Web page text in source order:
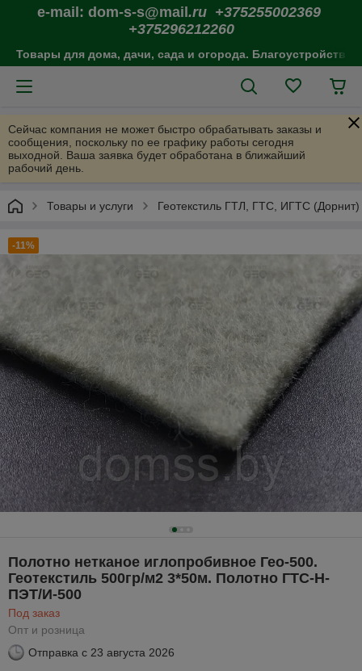
e-mail: dom-s-s@mail .ru +375255002369
+375296212260
Товары для дома, дачи, сада и огорода. Благоустройство
Сейчас компания не может быстро обрабатывать заказы и
сообщения, поскольку по ее графику работы сегодня
выходной. Ваша заявка будет обработана в ближайший
рабочий день.
Товары и услуги Геотекстиль ГТЛ, ГТС, ИГТС (Дорнит)
-11%
Полотно нетканое иглопробивное Гео-500.
Геотекстиль 500гр/м2 3*50м. Полотно ГТС-Н-
ПЭТ/И-500
Под заказ
Опт и розница
Отправка с 23 августа 2026